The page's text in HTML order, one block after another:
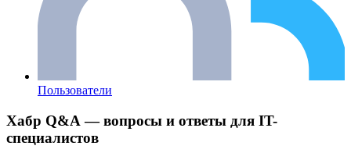
Пользователи
Хабр Q&A — вопросы и ответы для IT-
специалистов